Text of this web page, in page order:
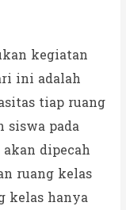
kegiatan
ini adalah
tiap ruang
siswa pada
dipecah
ruang kelas
kelas hanya